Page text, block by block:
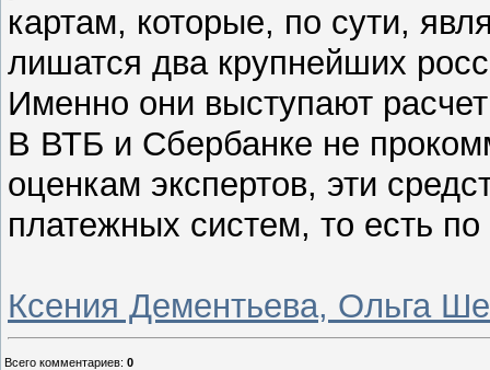
картам, которые, по сути,
лишатся два крупнейших
Именно они выступают
В ВТБ и Сбербанке не
оценкам экспертов, эти
платежных систем, то есть
Ксения Дементьева, Ольга
Всего комментариев: 0